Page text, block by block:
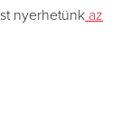
nyerhetünk az